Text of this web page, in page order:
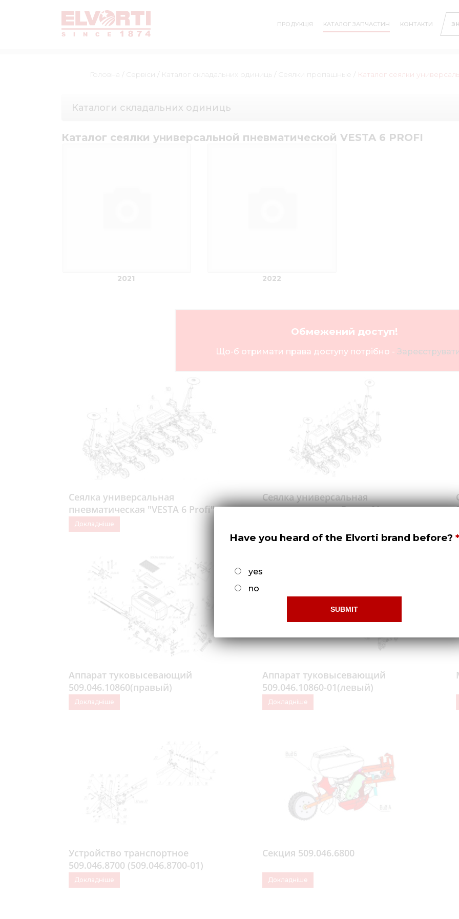
ПРОДУКЦІЯ КАТАЛОГ ЗАПЧАСТИН КОНТАКТИ
Головна / Сервіси / Каталог складальних одиниць / Сеялки пропашные / Каталог сеялки
Каталоги складальних одиниць
Каталог сеялки универсальной пневматической VESTA 6 PROFI
2021 2022
Обмежений доступ!
Що-б отримати права доступу потрібно -
Сеялка универсальная
пневматическая "VESTA 6 Profi"
Докладніше
Сеялка универсальная
пневматическая Веста-6А
Аппарат туковысевающий
509.046.10860(правый)
Докладніше
Аппарат туковысевающий
509.046.10860-01(левый)
Докладніше
Устройство транспортное
509.046.8700 (509.046.8700-01)
Докладніше
Секция 509.046.6800
Докладніше
Have you heard of the Elvorti brand before?
yes
no